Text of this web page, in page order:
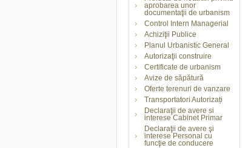
aprobarea unor
documentaţii de urbanism
Control Intern Managerial
Achiziţii Publice
Planul Urbanistic General
Autorizaţii construire
Certificate de urbanism
Avize de săpătură
Oferte terenuri de vanzare
Transportatori Autorizați
Declaraţii de avere si
interese Cabinet Primar
Declaraţii de avere şi
interese Personal cu
funcţie de conducere